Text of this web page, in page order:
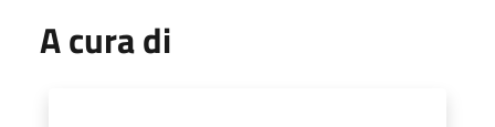
A cura di